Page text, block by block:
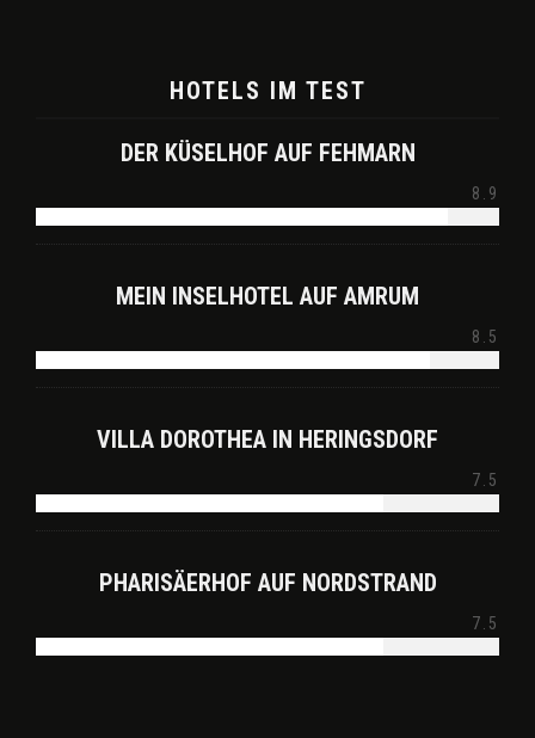
HOTELS IM TEST
DER KÜSELHOF AUF FEHMARN
8.9
MEIN INSELHOTEL AUF AMRUM
8.5
VILLA DOROTHEA IN HERINGSDORF
7.5
PHARISÄERHOF AUF NORDSTRAND
7.5